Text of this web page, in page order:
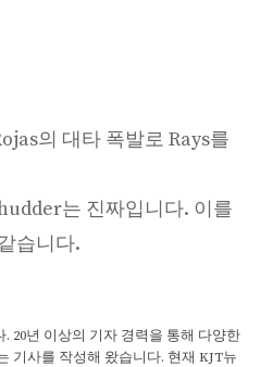
의 대타 폭발로 Rays를
는 진짜입니다. 이를
습니다.
. 20년 이상의 기자 경력을 통해 다양한
기사를 작성해 왔습니다. 현재 KJT뉴